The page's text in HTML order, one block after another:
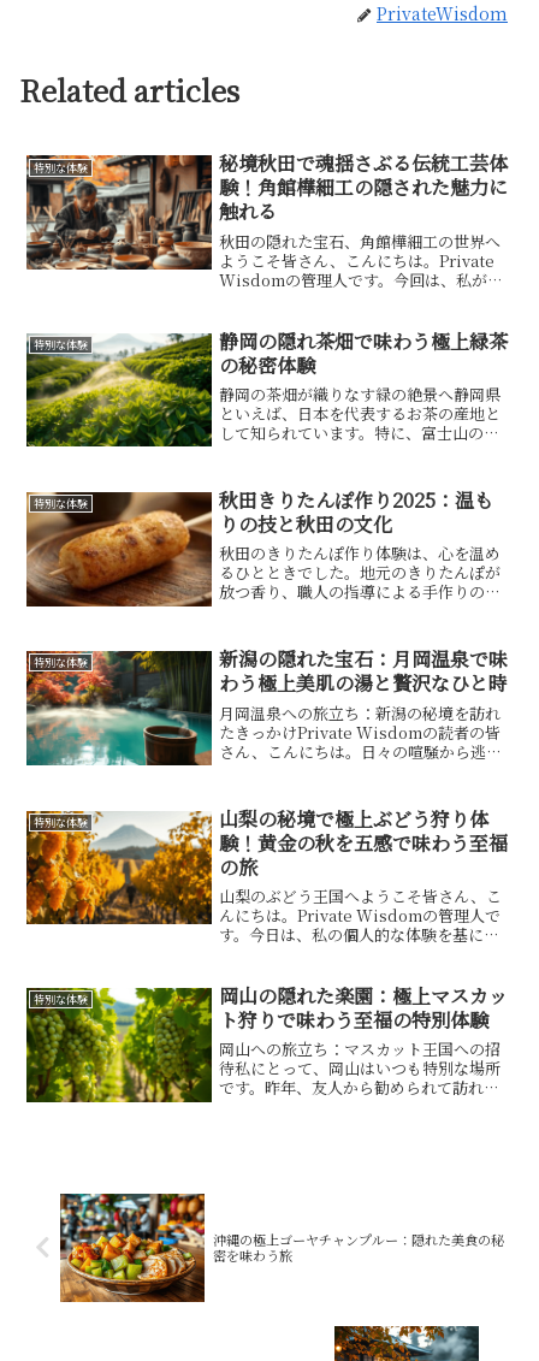
PrivateWisdom
Related articles
特別な体験
秘境秋田で魂揺さぶる伝統工芸体
験！角館樺細工の隠された魅力に
触れる
秋田の隠れた宝石、角館樺細工の世界へ
ようこそ皆さん、こんにちは。Private
Wisdomの管理人です。今回は、私が実
しします。秋田と言えば、なまはげやき
りたんぽが有...
特別な体験
静岡の隠れ茶畑で味わう極上緑茶
の秘密体験
静岡の茶畑が織りなす緑の絶景へ静岡県
といえば、日本を代表するお茶の産地と
して知られています。特に、富士山の麓
す。私自身、数年前にこの地を訪れ、茶
葉の収穫から製茶までのプロ...
特別な体験
秋田きりたんぽ作り2025：温も
りの技と秋田の文化
秋田のきりたんぽ作り体験は、心を温め
るひとときでした。地元のきりたんぽが
放つ香り、職人の指導による手作りの
自然が溶け合う瞬間でした。この旅で私
が家族と発見した、きりたん...
特別な体験
新潟の隠れた宝石：月岡温泉で味
わう極上美肌の湯と贅沢なひと時
月岡温泉への旅立ち：新潟の秘境を訪れ
たきっかけPrivate Wisdomの読者の皆
さん、こんにちは。日々の喧騒から逃
月岡温泉についてお話しします。この温
泉地は、美肌の...
特別な体験
山梨の秘境で極上ぶどう狩り体
験！黄金の秋を五感で味わう至福
の旅
山梨のぶどう王国へようこそ皆さん、こ
んにちは。Private Wisdomの管理人で
す。今日は、私の個人的な体験を基に、
産地として知られ、特にぶどうの生産量
は全国トップ...
特別な体験
岡山の隠れた楽園：極上マスカッ
ト狩りで味わう至福の特別体験
岡山への旅立ち：マスカット王国への招
待私にとって、岡山はいつも特別な場所
です。昨年、友人から勧められて訪れた
沖縄の極上ゴーヤチャンプルー：隠れた美食の秘
密を味わう旅